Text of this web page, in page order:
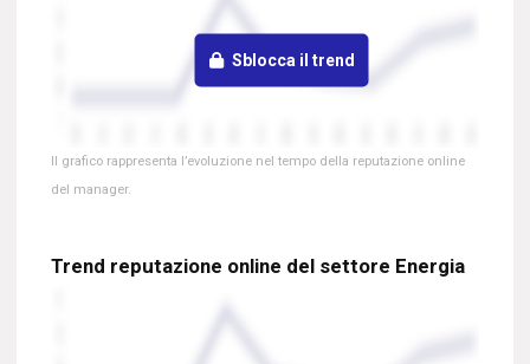
Sblocca il trend
Il grafico rappresenta l’evoluzione nel tempo della reputazione online
del manager.
Trend reputazione online del settore Energia